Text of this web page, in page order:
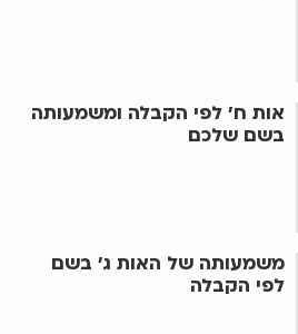
אות ח' לפי הקבלה ומשמעותה
בשם שלכם
משמעותה של האות ג' בשם
לפי הקבלה